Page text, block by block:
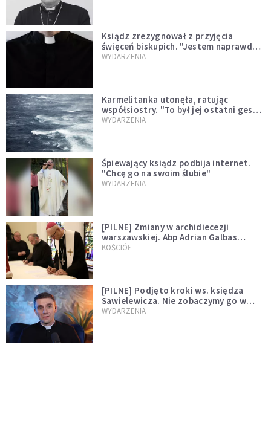
Ksiądz zrezygnował z przyjęcia
święceń biskupich. "Jestem naprawdę
niegodny"
WYDARZENIA
Karmelitanka utonęła, ratując
współsiostry. "To był jej ostatni gest
miłości"
WYDARZENIA
Śpiewający ksiądz podbija internet.
"Chcę go na swoim ślubie"
WYDARZENIA
[PILNE] Zmiany w archidiecezji
warszawskiej. Abp Adrian Galbas
wręczył dekrety nowym proboszczom
KOŚCIÓŁ
[PILNE] Podjęto kroki ws. księdza
Sawielewicza. Nie zobaczymy go w
mediach
WYDARZENIA